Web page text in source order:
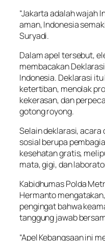
“Jakarta adalah wajah
aman, Indonesia
Suryadi.
Dalam apel tersebut,
membacakan
Indonesia. Deklarasi
ketertiban, menolak
kekerasan, dan
gotong royong.
Selain deklarasi, acara
sosial berupa
kesehatan gratis,
mata, gigi, dan
Kabidhumas Polda
Hermanto
pengingat bahwa
tanggung jawab
“Apel Kebangsaan ini